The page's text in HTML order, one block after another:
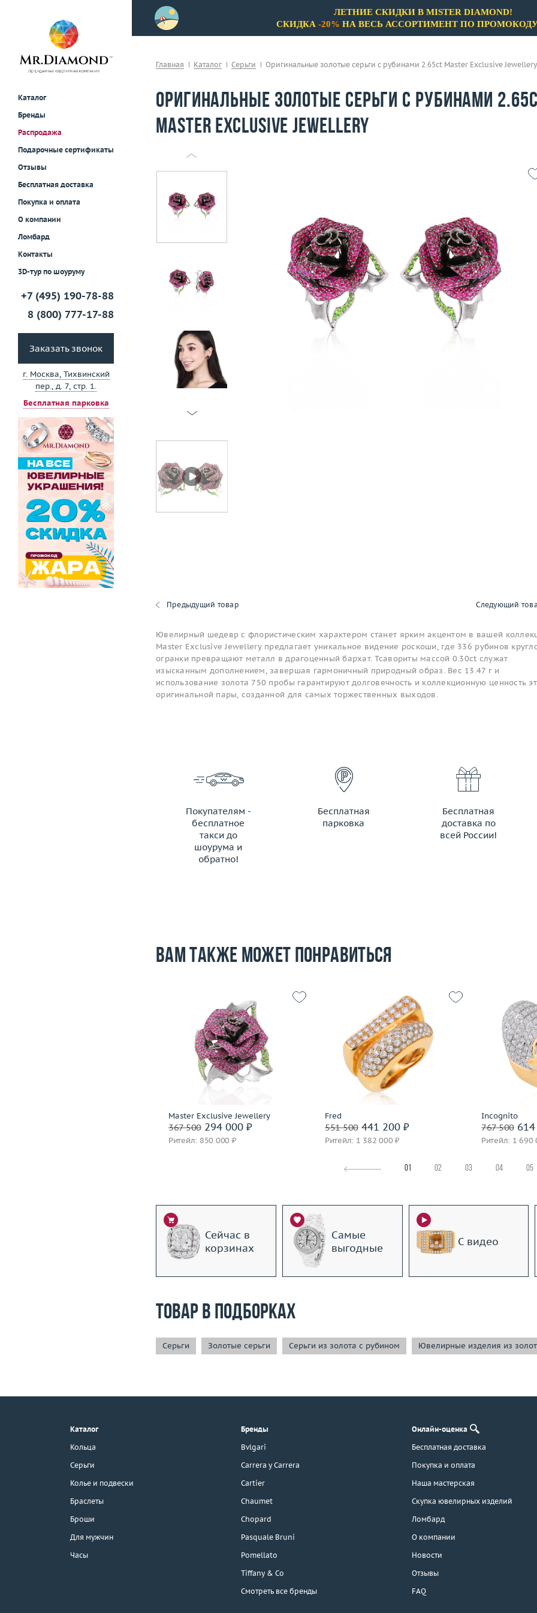
Каталог
Бренды
Распродажа
Подарочные сертификаты
Отзывы
Бесплатная доставка
Покупка и оплата
О компании
Ломбард
Контакты
3D-тур по шоуруму
+7 (495) 190-78-88
8 (800) 777-17-88
Заказать звонок
г. Москва, Тихвинский
пер., д. 7, стр. 1.
Бесплатная парковка
г. Москва, Тихвинский пер., д. 7,
3D-тур по шоуруму
примерки!
ЛЕТНИЕ СКИДКИ В MISTER DIAMOND!
СКИДКА -20% НА ВЕСЬ АССОРТИМЕНТ ПО
Главная Каталог Серьги Оригинальные золотые серьги с рубинами 2.65ct Master Exclusive Jewellery
Оригинальные золотые серьги с рубинами
Master Exclusive Jewellery
Предыдущий товар Следующий
Ювелирный шедевр с флористическим характером станет ярким акцентом в вашей
Master Exclusive Jewellery предлагает уникальное видение роскоши, где 336 рубинов
огранки превращают металл в драгоценный бархат. Тсавориты массой 0.30ct служат
изысканным дополнением, завершая гармоничный природный образ. Вес 13.47 г и
использование золота 750 пробы гарантируют долговечность и коллекционную ценность
оригинальной пары, созданной для самых торжественных выходов.
Покупателям -
бесплатное
такси до
шоурума и
обратно!
ЗАКАЗАТЬ ТАКСИ
Бесплатная
парковка
Бесплатная
доставка по
всей России!
Вам также может понравиться
Master Exclusive Jewellery
367 500294 000 ₽
Ритейл: 850 000 ₽
Размер
Материал
золото 750 пробы
Fred
551 500441 200 ₽
Ритейл: 1 382 000 ₽
Размер
Вес (г)
14.88
Материал
золото 750 пробы
Подробнее
Incognito
767 500614
Ритейл: 1 690
Размер
Вес (г)
Материал
01 02 03 04 05
Сейчас в
корзинах
Самые
выгодные
С видео
Товар в подборках
Серьги Золотые серьги Серьги из золота с рубином Ювелирные изделия из
Каталог
Кольца
Серьги
Колье и подвески
Браслеты
Броши
Для мужчин
Часы
Бренды
Bvlgari
Carrera y Carrera
Cartier
Chaumet
Chopard
Pasquale Bruni
Pomellato
Tiffany & Co
Смотреть все бренды
Онлайн-оценка
Бесплатная доставка
Покупка и оплата
Наша мастерская
Скупка ювелирных изделий
Ломбард
О компании
Новости
Отзывы
FAQ